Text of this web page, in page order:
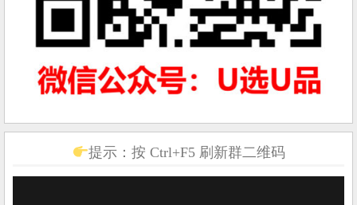
提示：按 Ctrl+F5 刷新群二维码